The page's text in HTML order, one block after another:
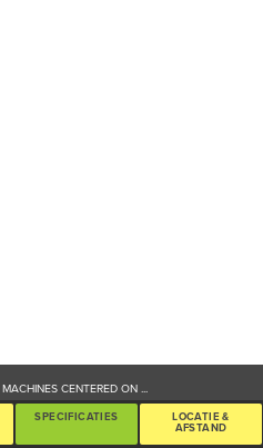
MACHINES CENTERED ON...
SPECIFICATIES
LOCATIE &
AFSTAND